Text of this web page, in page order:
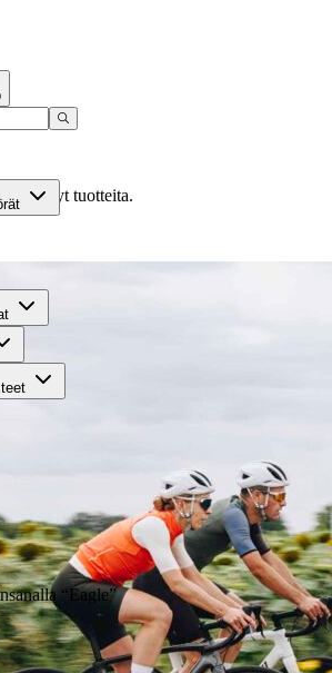
löytynyt tuotteita.
“Eagle”